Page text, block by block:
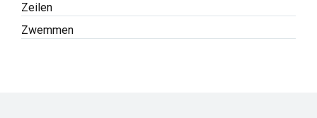
Zeilen
Zwemmen